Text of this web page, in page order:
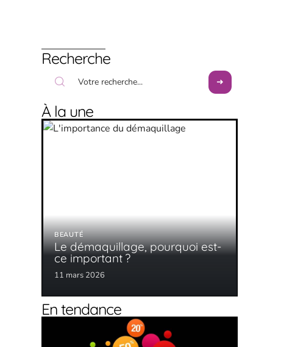
Recherche
À la une
BEAUTÉ
Le démaquillage, pourquoi est-
ce important ?
11 mars 2026
En tendance